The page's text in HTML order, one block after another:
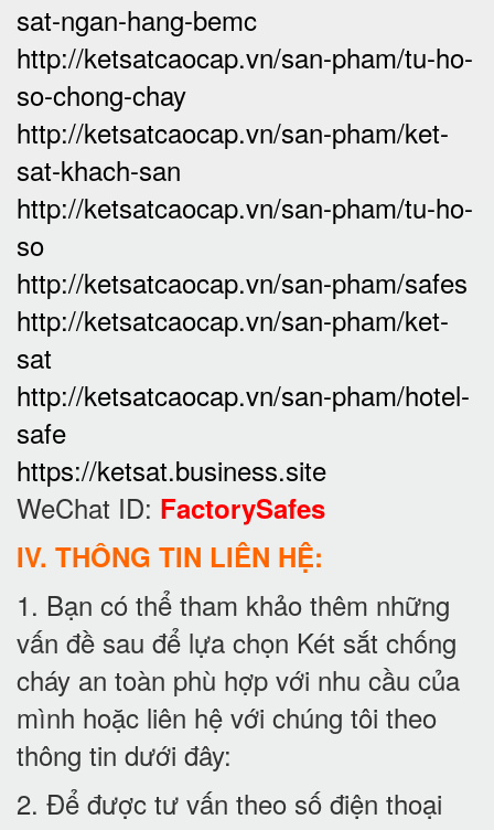
sat-ngan-hang-bemc
http://ketsatcaocap.vn/san-pham/tu-ho-
so-chong-chay
http://ketsatcaocap.vn/san-pham/ket-
sat-khach-san
http://ketsatcaocap.vn/san-pham/tu-ho-
so
http://ketsatcaocap.vn/san-pham/safes
http://ketsatcaocap.vn/san-pham/ket-
sat
http://ketsatcaocap.vn/san-pham/hotel-
safe
https://ketsat.business.site
WeChat ID: FactorySafes
IV. THÔNG TIN LIÊN HỆ:
1. Bạn có thể tham khảo thêm những
vấn đề sau để lựa chọn Két sắt chống
cháy an toàn phù hợp với nhu cầu của
mình hoặc liên hệ với chúng tôi theo
thông tin dưới đây:
2. Để được tư vấn theo số điện thoại